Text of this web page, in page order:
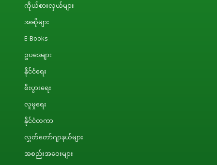
ကိုယ်စားလှယ်များ
အဆိုများ
E-Books
ဥပဒေများ
နိုင်ငံရေး
စီးပွားရေး
လူမှုရေး
နိုင်ငံတကာ
လွှတ်တော်ဂျာနယ်များ
အစည်းအဝေးများ